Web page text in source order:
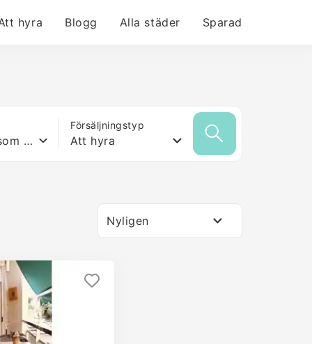
hyra Blogg Alla städer Sparad
Vilken yta som helst
Försäljningstyp
Att hyra
Nyligen